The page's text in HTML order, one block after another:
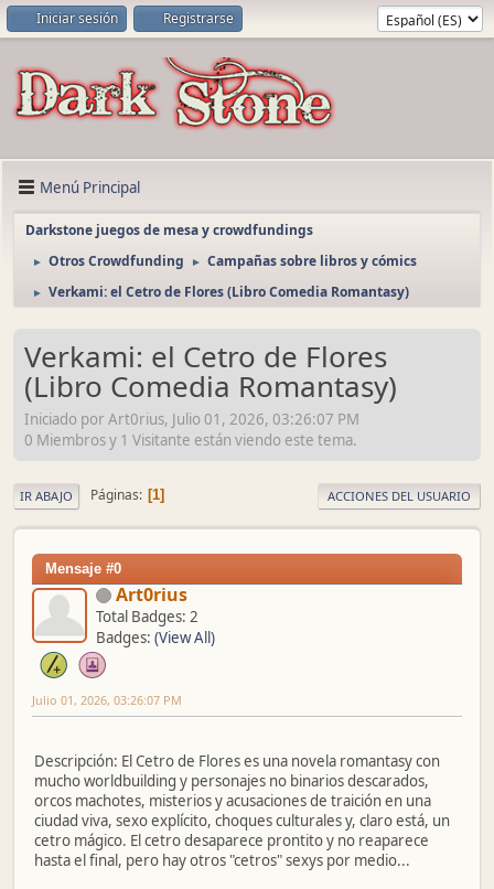
Iniciar sesión Registrarse
Menú Principal
Darkstone juegos de mesa y crowdfundings
► Otros Crowdfunding ► Campañas sobre libros y cómics
► Verkami: el Cetro de Flores (Libro Comedia Romantasy)
Verkami: el Cetro de Flores
(Libro Comedia Romantasy)
Iniciado por Art0rius, Julio 01, 2026, 03:26:07 PM
0 Miembros y 1 Visitante están viendo este tema.
IR ABAJO Páginas 1 ACCIONES DEL USUARIO
Mensaje #0
Art0rius
Total Badges: 2
Badges: (View All)
Julio 01, 2026, 03:26:07 PM
Descripción: El Cetro de Flores es una novela romantasy con
mucho worldbuilding y personajes no binarios descarados,
orcos machotes, misterios y acusaciones de traición en una
ciudad viva, sexo explícito, choques culturales y, claro está, un
cetro mágico. El cetro desaparece prontito y no reaparece
hasta el final, pero hay otros "cetros" sexys por medio...